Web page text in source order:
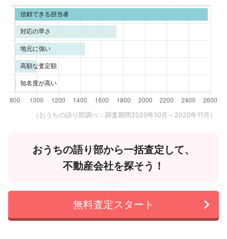
（おうちの語り部調べ：調査期間2020年10月～2020年11月）
おうちの語り部から一括査定して、
不動産会社を探そう！
無料査定スタート